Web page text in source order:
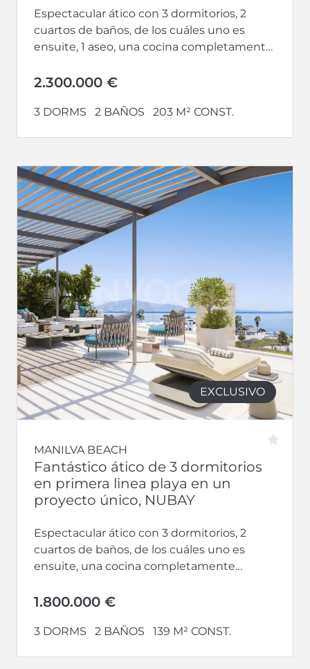
Espectacular ático con 3 dormitorios, 2
cuartos de baños, de los cuáles uno es
ensuite, 1 aseo, una cocina completamente
2.300.000 €
3 DORMS 2 BAÑOS 203 M² CONST.
EXCLUSIVO
MANILVA BEACH
Fantástico ático de 3 dormitorios
en primera linea playa en un
proyecto único, NUBAY
Espectacular ático con 3 dormitorios, 2
cuartos de baños, de los cuáles uno es
ensuite, una cocina completamente
comedor....
1.800.000 €
3 DORMS 2 BAÑOS 139 M² CONST.